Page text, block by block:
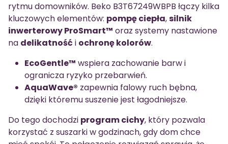
rytmu domowników. Beko B3T67249WBPB łączy kilka
kluczowych elementów: pompę ciepła,silnik
inwerterowy ProSmart™ oraz systemy nastawione
na delikatność i ochronę kolorów.
EcoGentle™ wspiera zachowanie barw i
ogranicza ryzyko przebarwień.
AquaWave® zapewnia falowy ruch bębna,
dzięki któremu suszenie jest łagodniejsze.
Do tego dochodzi program cichy, który pozwala
korzystać z suszarki w godzinach, gdy dom chce